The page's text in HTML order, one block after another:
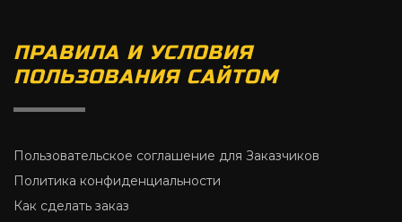
ПРАВИЛА И УСЛОВИЯ
ПОЛЬЗОВАНИЯ САЙТОМ
Пользовательское соглашение для Заказчиков
Политика конфиденциальности
Как сделать заказ